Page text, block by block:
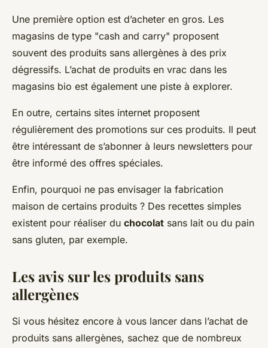
Une première option est d’acheter en gros. Les
magasins de type "cash and carry" proposent
souvent des produits sans allergènes à des prix
dégressifs. L’achat de produits en vrac dans les
magasins bio est également une piste à explorer.
En outre, certains sites internet proposent
régulièrement des promotions sur ces produits. Il peut
être intéressant de s’abonner à leurs newsletters pour
être informé des offres spéciales.
Enfin, pourquoi ne pas envisager la fabrication
maison de certains produits ? Des recettes simples
existent pour réaliser du chocolat sans lait ou du pain
sans gluten, par exemple.
Les avis sur les produits sans
allergènes
Si vous hésitez encore à vous lancer dans l’achat de
produits sans allergènes, sachez que de nombreux